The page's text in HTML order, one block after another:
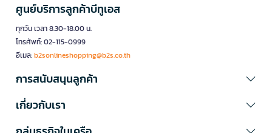
ศูนย์บริการลูกค้าบีทูเอส
ทุกวัน เวลา 8.30-18.00 น.
โทรศัพท์: 02-115-0999
อีเมล:b2sonlineshopping@b2s.co.th
การสนับสนุนลูกค้า
เกี่ยวกับเรา